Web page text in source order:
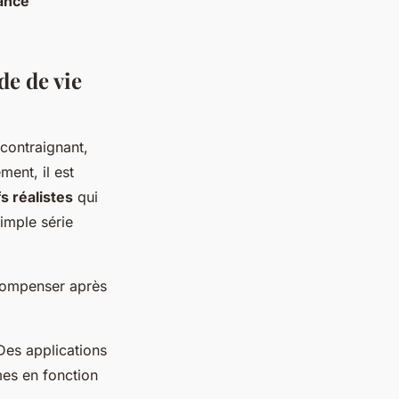
de vie
il est
réalistes qui
série
après
applications
en fonction